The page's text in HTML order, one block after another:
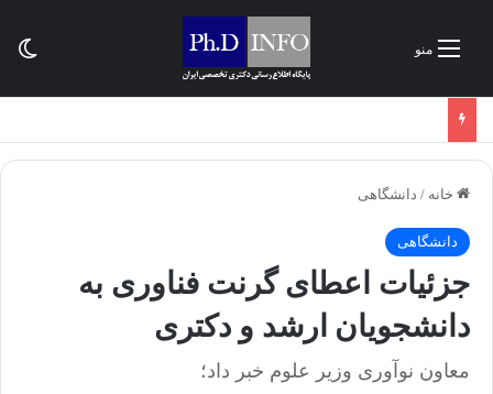
منو
خانه / دانشگاهی
دانشگاهی
جزئیات اعطای گرنت فناوری به
دانشجویان ارشد و دکتری
معاون نوآوری وزیر علوم خبر داد؛